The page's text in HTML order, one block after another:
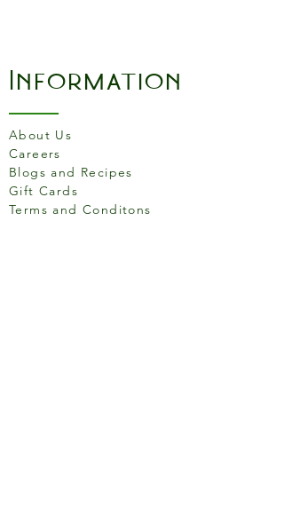
Information
About Us
Careers
Blogs and Recipes
Gift Cards
Terms and Conditons